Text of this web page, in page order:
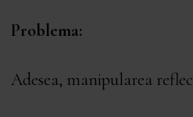
Problema:
Adesea, manipularea